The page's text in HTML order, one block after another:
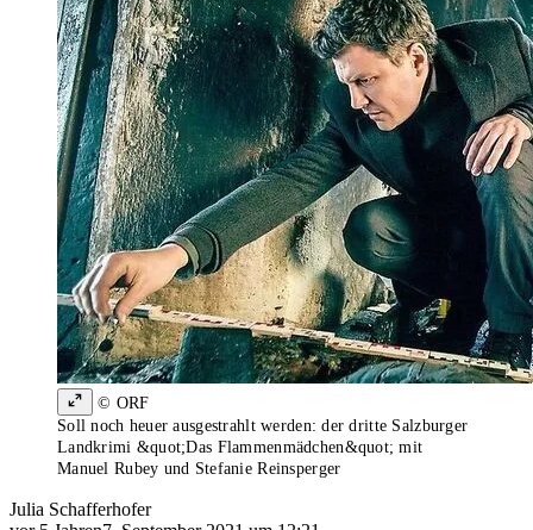
© ORF
Soll noch heuer ausgestrahlt werden: der dritte Salzburger
Landkrimi &quot;Das Flammenmädchen&quot; mit
Manuel Rubey und Stefanie Reinsperger
Julia Schafferhofer